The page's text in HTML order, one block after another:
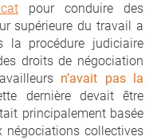
pour conduire des
supérieure du travail a
la procédure judiciaire
droits de négociation
n’avait pas la
dernière devait être
principalement basée
négociations collectives